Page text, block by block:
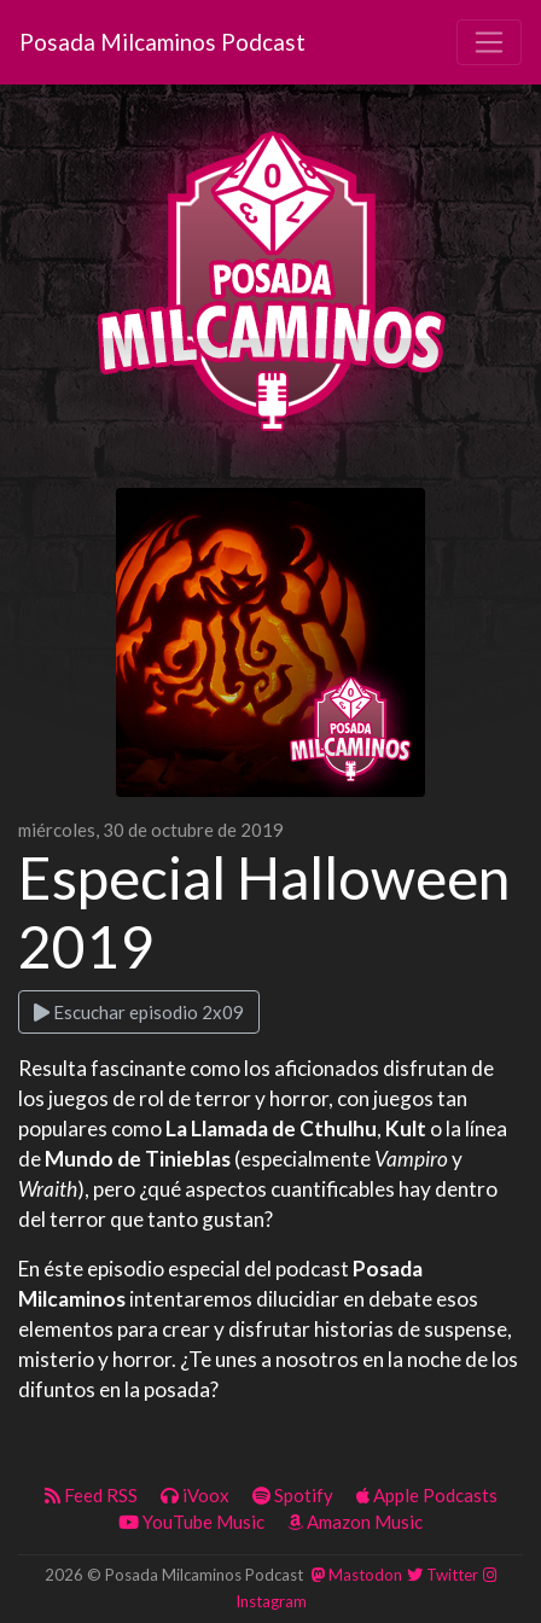
Posada Milcaminos Podcast
miércoles, 30 de octubre de 2019
Especial Halloween
2019
Escuchar episodio 2x09
Resulta fascinante como los aficionados disfrutan de
los juegos de rol de terror y horror, con juegos tan
populares comoLa Llamada de Cthulhu, Kult o la línea
deMundo de Tinieblas(especialmenteVampiroy
Wraith), pero ¿qué aspectos cuantificables hay dentro
del terror que tanto gustan?
En éste episodio especial del podcast Posada
Milcaminosintentaremos dilucidiar en debate esos
elementos para crear y disfrutar historias de suspense,
misterio y horror. ¿Te unes a nosotros en la noche de los
difuntos en la posada?
Feed RSS iVoox Spotify
Apple Podcasts
YouTube Music
Amazon Music
2026 © Posada Milcaminos Podcast Mastodon
Twitter
Instagram